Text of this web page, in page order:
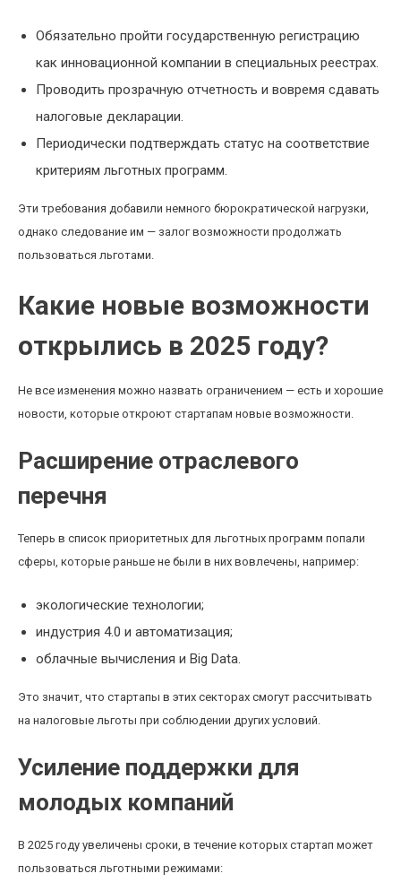
Обязательно пройти государственную регистрацию
как инновационной компании в специальных реестрах.
Проводить прозрачную отчетность и вовремя сдавать
налоговые декларации.
Периодически подтверждать статус на соответствие
критериям льготных программ.
Эти требования добавили немного бюрократической нагрузки,
однако следование им — залог возможности продолжать
пользоваться льготами.
Какие новые возможности
открылись в 2025 году?
Не все изменения можно назвать ограничением — есть и хорошие
новости, которые откроют стартапам новые возможности.
Расширение отраслевого
перечня
Теперь в список приоритетных для льготных программ попали
сферы, которые раньше не были в них вовлечены, например:
экологические технологии;
индустрия 4.0 и автоматизация;
облачные вычисления и Big Data.
Это значит, что стартапы в этих секторах смогут рассчитывать
на налоговые льготы при соблюдении других условий.
Усиление поддержки для
молодых компаний
В 2025 году увеличены сроки, в течение которых стартап может
пользоваться льготными режимами: